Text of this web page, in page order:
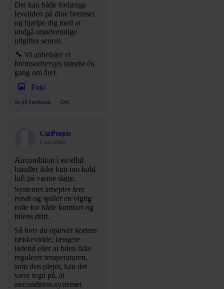
Det kan både forlænge
levetiden på dine bremser
og hjælpe dig med at
undgå unødvendige
udgifter senere.
🔧 Vi anbefaler et
bremseeftersyn mindst én
gang om året.
Foto
Se på Facebook · Del
CarPeople
1 uge siden
Aircondition i en elbil
handler ikke kun om kold
luft på varme dage.
Systemet arbejder året
rundt og spiller en vigtig
rolle for både komfort og
bilens drift.
Så hvis du oplever kortere
rækkevidde, længere
ladetid eller at bilen ikke
regulerer temperaturen,
som den plejer, kan det
være tegn på, at
aircondition-systemet